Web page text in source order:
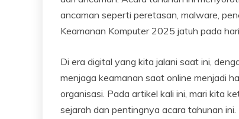
ancaman seperti peretasan, malware,
Keamanan Komputer 2025 jatuh pada
Di era digital yang kita jalani saat ini,
menjaga keamanan saat online menjadi
organisasi. Pada artikel kali ini, mari kita
sejarah dan pentingnya acara tahunan ini.